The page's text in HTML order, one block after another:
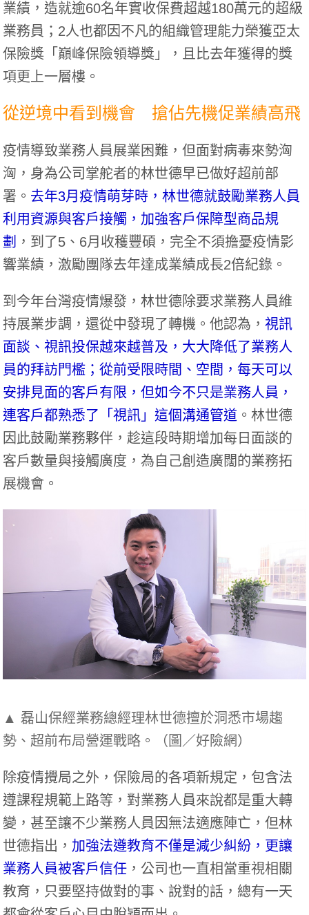
業績，造就逾60名年實收保費超越180萬元的超級
業務員；2人也都因不凡的組織管理能力榮獲亞太
保險獎「巔峰保險領導獎」，且比去年獲得的獎
項更上一層樓。
從逆境中看到機會 搶佔先機促業績高飛
疫情導致業務人員展業困難，但面對病毒來勢洶
洶，身為公司掌舵者的林世德早已做好超前部
署。 去年3月疫情萌芽時，林世德就鼓勵業務人員
利用資源與客戶接觸，加強客戶保障型商品規
劃 ，到了5、6月收穫豐碩，完全不須擔憂疫情影
響業績，激勵團隊去年達成業績成長2倍紀錄。
到今年台灣疫情爆發，林世德除要求業務人員維
持展業步調，還從中發現了轉機。他認為，視訊
面談、視訊投保越來越普及，大大降低了業務人
員的拜訪門檻；從前受限時間、空間，每天可以
安排見面的客戶有限，但如今不只是業務人員，
連客戶都熟悉了「視訊」這個溝通管道 。林世德
因此鼓勵業務夥伴，趁這段時期增加每日面談的
客戶數量與接觸廣度，為自己創造廣闊的業務拓
展機會。
▲ 磊山保經業務總經理林世德擅於洞悉市場趨
勢、超前布局營運戰略。（圖／好險網）
除疫情攪局之外，保險局的各項新規定，包含法
遵課程規範上路等，對業務人員來說都是重大轉
變，甚至讓不少業務人員因無法適應陣亡，但林
世德指出， 加強法遵教育不僅是減少糾紛，更讓
業務人員被客戶信任 ，公司也一直相當重視相關
教育，只要堅持做對的事、說對的話，總有一天